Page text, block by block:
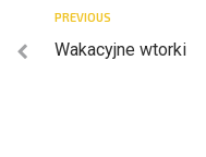
PREVIOUS
Wakacyjne wtorki